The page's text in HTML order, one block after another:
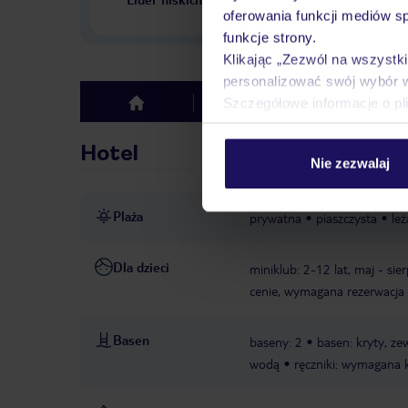
oferowania funkcji mediów
funkcje strony.
Klikając „Zezwól na
personalizować swój wybór
Szczegółowe informacje o
Nie zezwalaj
w Polsce
top Hotel Opinie
Hotel
Plaża prywatna piaszczysta
Dla dzieci miniklub: 2-12 lat, maj -
cenie, wymagana rezerwacja
Basen baseny: 2 basen: kryty,
wodą
ręczniki: wymagana